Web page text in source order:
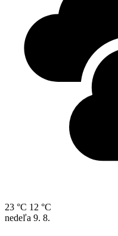
23 °C 12 °C
nedeľa 9. 8.